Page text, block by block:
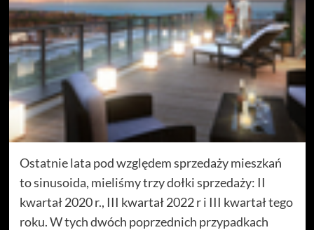
Ostatnie lata pod względem sprzedaży mieszkań
to sinusoida, mieliśmy trzy dołki sprzedaży: II
kwartał 2020 r., III kwartał 2022 r i III kwartał tego
roku. W tych dwóch poprzednich przypadkach